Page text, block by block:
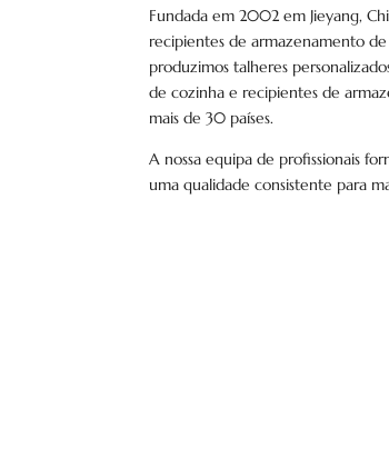
Fundada em 2002 em Jieyang,
recipientes de armazenamento
produzimos talheres
de cozinha e recipientes de
mais de 30 países.
A nossa equipa de profissionais
uma qualidade consistente para